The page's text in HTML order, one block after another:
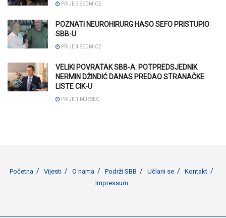
PRIJE 3 SEDMICE
POZNATI NEUROHIRURG HASO SEFO PRISTUPIO
SBB-U
PRIJE 4 SEDMICE
VELIKI POVRATAK SBB-A: POTPREDSJEDNIK
NERMIN DŽINDIĆ DANAS PREDAO STRANAČKE
LISTE CIK-U
PRIJE 1 MJESEC
Početna Vijesti O nama Podrži SBB Učlani se
Kontakt
Impressum